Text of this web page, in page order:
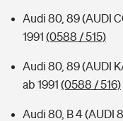
Audi 80, 89 (AUDI
1991 (0588 / 515)
Audi 80, 89 (AUDI
ab 1991 (0588 / 516)
Audi 80, B 4 (AUDI